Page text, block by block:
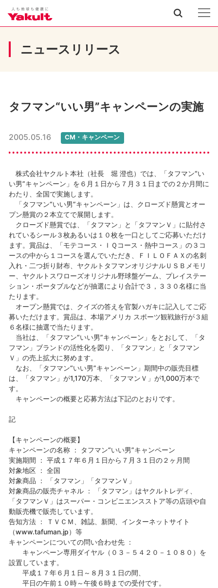
ニュースリリース
タフマン“いい男”キャンペーンの実施
2005.05.16 CM・キャンペーン
株式会社ヤクルト本社（社長 堀 澄也）では、「タフマン“い
い男”キャンペーン」を６月１日から７月３１日までの２か月間に
わたり、全国で実施します。
「タフマン“いい男”キャンペーン」は、クローズド懸賞とオー
プン懸賞の２本立てで展開します。
クローズド懸賞では、「タフマン」と「タフマンＶ」に貼付さ
れているシール３枚あるいは１０枚を一口としてご応募いただけ
ます。賞品は、「モテコース・ＩＱコース・熱中コース」の３コ
ースの中から１コースを選んでいただき、ＦＩＬＯＦＡＸの名刺
入れ・二つ折り財布、ヤクルトタフマンオリジナルＵＳＢメモリ
ー、ヤクルトスワローズオリジナル野球盤ゲーム、プレイステー
ション・ポータブルなどが抽選により合計で３，３３０名様に当
たります。
オープン懸賞では、クイズの答えを官製ハガキに記入してご応
募いただけます。賞品は、本場アメリカ スポーツ観戦旅行が３組
６名様に抽選で当たります。
当社は、「タフマン“いい男”キャンペーン」をとおして、「タ
フマン」ブランドの活性化を図り、「タフマン」と「タフマン
Ｖ」の売上拡大に努めます。
なお、「タフマン“いい男”キャンペーン」期間中の販売目標
は、「タフマン」が1,170万本、「タフマンＶ」が1,000万本で
す。
キャンペーンの概要と応募方法は下記のとおりです。
記
【キャンペーンの概要】
キャンペーンの名称 ： タフマン“いい男”キャンペーン
実施期間 ： 平成１７年６月１日から７月３１日の２ヶ月間
対象地区 ： 全国
対象商品 ： 「タフマン」「タフマンＶ」
対象商品の販売チャネル ： 「タフマン」はヤクルトレディ、
「タフマンＶ」はスーパー・コンビニエンスストア等の店頭や自
動販売機で販売しています。
告知方法 ： ＴＶＣＭ、雑誌、新聞、インターネットサイト
（www.tafuman.jp）等
キャンペーンについての問い合わせ先 ：
キャンペーン専用ダイヤル（０３－５４２０－１０８０）を
設置しています。
平成１７年６月１日～８月３１日の間、
平日の午前１０時～午後６時までの受付です。